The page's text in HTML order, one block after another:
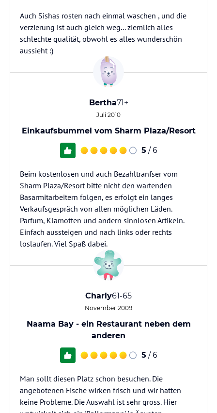
Auch Sishas rosten nach einmal waschen , und die
verzierung ist auch gleich weg... ziemlich alles
schlechte qualität, obwohl es alles wunderschön
aussieht :)
Bertha71+
Juli 2010
Einkaufsbummel vom Sharm Plaza/Resort
5 / 6
Beim kostenlosen und auch Bezahltranfser vom
Sharm Plaza/Resort bitte nicht den wartenden
Basarmitarbeitern folgen, es erfolgt ein langes
Verkaufsgespräch von allen möglichen Läden.
Parfum, Klamotten und andern sinnlosen Artikeln.
Einfach aussteigen und nach links oder rechts
loslaufen. Viel Spaß dabei.
Charly61-65
November 2009
Naama Bay - ein Restaurant neben dem
anderen
5 / 6
Man sollt diesen Platz schon besuchen. Die
angebotenen Fische wirken frisch und wir hatten
keine Probleme. Die Auswahl ist sehr gross. Hier